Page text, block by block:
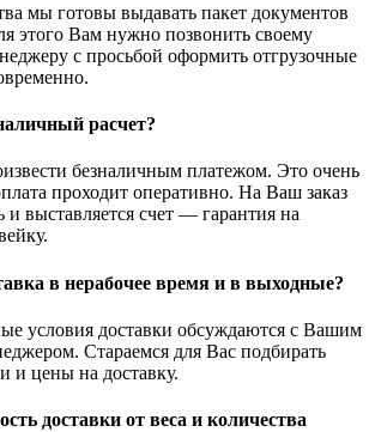
мы готовы выдавать пакет документов
этого Вам нужно позвонить своему
с просьбой оформить отгрузочные
расчет?
безналичным платежом. Это очень
проходит оперативно. На Ваш заказ
и выставляется счет — гарантия на
в нерабочее время и в выходные?
условия доставки обсуждаются с Вашим
Стараемся для Вас подбирать
и цены на доставку.
доставки от веса и количества